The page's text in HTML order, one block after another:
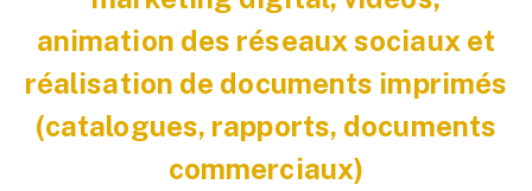
animation des réseaux sociaux et
réalisation de documents imprimés
(catalogues, rapports, documents
commerciaux)